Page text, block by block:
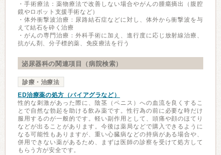
・手術療法：薬物療法で改善しない場合やがんの腫瘍摘出（腹腔
鏡やロボット支援手術など）
・体外衝撃波治療：尿路結石症などに対し、体外から衝撃波を与
えて結石を砕く治療
・がんの専門治療：外科手術に加え、進行度に応じ放射線治療、
抗がん剤、分子標的薬、免疫療法を行う
泌尿器科の関連項目（病院検索）
診療・治療法
ED治療薬の処方（バイアグラなど）
性的な刺激があった際に、陰茎（ペニス）への血流を良くするこ
とで自然な勃起を助ける飲み薬です。性行為の前に必要な時だけ
服用するのが一般的です。軽い副作用として、頭痛や顔のほてり
などが出ることがあります。今後は薬局などで購入できるように
なる可能性もありますが、重い心臓病などの持病がある場合や、
併用できない薬があるため、まずは医師の診察を受けて処方して
もらう方が安全です。